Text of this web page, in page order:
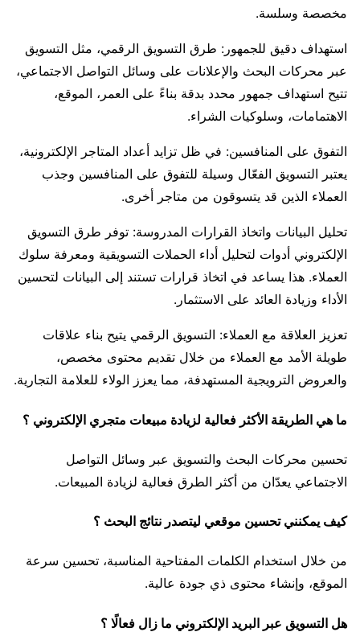
مخصصة وسلسة.
استهداف دقيق للجمهور: طرق التسويق الرقمي، مثل التسويق
عبر محركات البحث والإعلانات على وسائل التواصل الاجتماعي،
تتيح استهداف جمهور محدد بدقة بناءً على العمر، الموقع،
الاهتمامات، وسلوكيات الشراء.
التفوق على المنافسين: في ظل تزايد أعداد المتاجر الإلكترونية،
يعتبر التسويق الفعّال وسيلة للتفوق على المنافسين وجذب
العملاء الذين قد يتسوقون من متاجر أخرى.
تحليل البيانات واتخاذ القرارات المدروسة: توفر طرق التسويق
الإلكتروني أدوات لتحليل أداء الحملات التسويقية ومعرفة سلوك
العملاء. هذا يساعد في اتخاذ قرارات تستند إلى البيانات لتحسين
الأداء وزيادة العائد على الاستثمار.
تعزيز العلاقة مع العملاء: التسويق الرقمي يتيح بناء علاقات
طويلة الأمد مع العملاء من خلال تقديم محتوى مخصص،
والعروض الترويجية المستهدفة، مما يعزز الولاء للعلامة التجارية.
ما هي الطريقة الأكثر فعالية لزيادة مبيعات متجري الإلكتروني ؟
تحسين محركات البحث والتسويق عبر وسائل التواصل
الاجتماعي يعدّان من أكثر الطرق فعالية لزيادة المبيعات.
كيف يمكنني تحسين موقعي ليتصدر نتائج البحث ؟
من خلال استخدام الكلمات المفتاحية المناسبة، تحسين سرعة
الموقع، وإنشاء محتوى ذي جودة عالية.
هل التسويق عبر البريد الإلكتروني ما زال فعالًا ؟